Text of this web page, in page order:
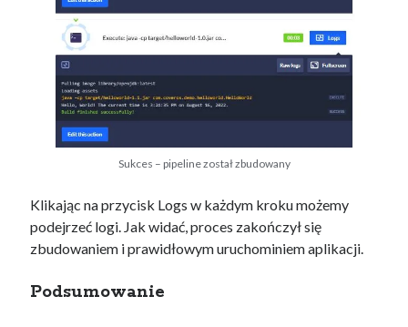
Sukces – pipeline został zbudowany
Klikając na przycisk Logs w każdym kroku możemy
podejrzeć logi. Jak widać, proces zakończył się
zbudowaniem i prawidłowym uruchominiem aplikacji.
Podsumowanie